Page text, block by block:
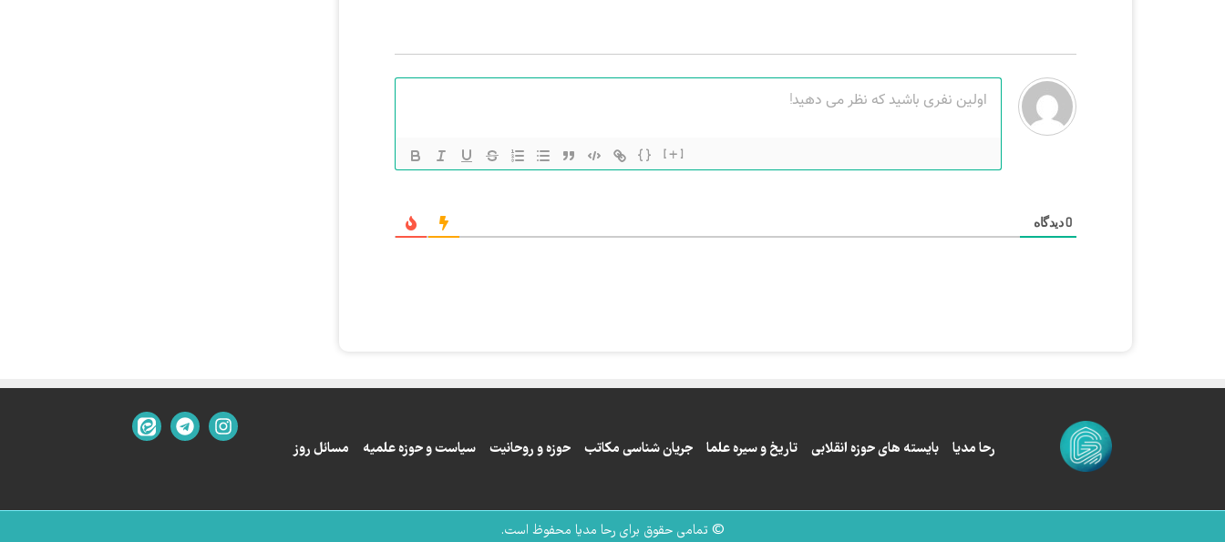
{} [+]
0دیدگاه
رحا مدیا بایسته های حوزه انقلابی تاریخ و سیره علما جریان شناسی مکاتب حوزه و روحانیت سیاست و حوزه علمیه مسائل روز
© تمامی حقوق برای رحا مدیا محفوظ است.